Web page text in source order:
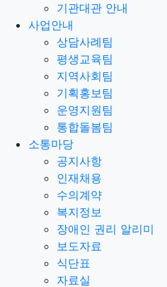
기관대관 안내
사업안내
상담사례팀
평생교육팀
지역사회팀
기획홍보팀
운영지원팀
통합돌봄팀
소통마당
공지사항
인재채용
수의계약
복지정보
장애인 권리 알리미
보도자료
식단표
자료실